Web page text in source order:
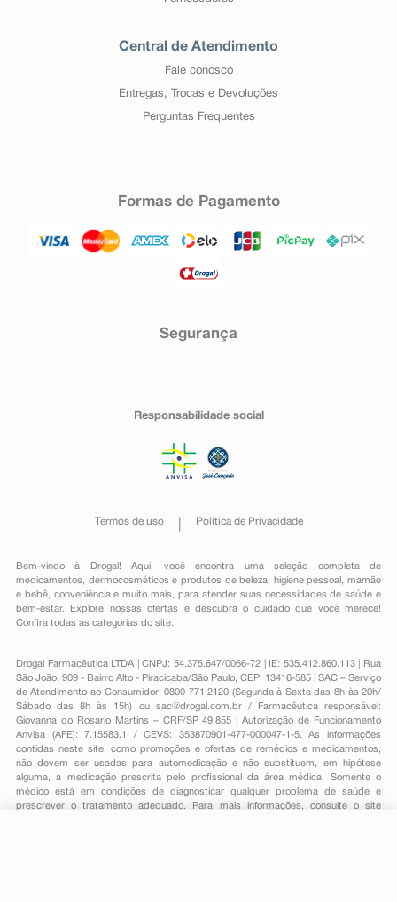
Central de Atendimento
Fale conosco
Entregas, Trocas e Devoluções
Perguntas Frequentes
Formas de Pagamento
Segurança
Responsabilidade social
Termos de uso Política de Privacidade
Bem-vindo à Drogal! Aqui, você encontra uma seleção completa de
medicamentos , dermocosméticos e produtos de beleza, higiene pessoal ,mamãe
e bebê, conveniênciae muito mais, para atender suas necessidades de saúde e
bem-estar. Explore nossas ofertas e descubra o cuidado que você merece!
Confira todas as categorias do site.
Drogal Farmacêutica LTDA | CNPJ: 54.375.647/0066-72 | IE: 535.412.860.113 | Rua
São João, 909 - Bairro Alto - Piracicaba/São Paulo, CEP: 13416-585 | SAC – Serviço
de Atendimento ao Consumidor: 0800 771 2120 (Segunda à Sexta das 8h às 20h/
Sábado das 8h às 15h) ou sac@drogal.com.br/ Farmacêutica responsável:
Giovanna do Rosario Martins – CRF/SP 49.855 | Autorização de Funcionamento
Anvisa (AFE): 7.15583.1 / CEVS: 353870901-477-000047-1-5. As informações
contidas neste site, como promoções e ofertas de remédios e medicamentos,
não devem ser usadas para automedicação e não substituem, em hipótese
alguma, a medicação prescrita pelo profissional da área médica. Somente o
médico está em condições de diagnosticar qualquer problema de saúde e
prescrever o tratamento adequado. Para mais informações, consulte o site